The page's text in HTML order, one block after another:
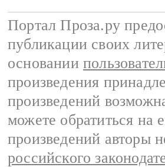
Портал Проза.ру
публикации своих
основании
произведения
произведений
можете обратиться на
произведений авторы
российского